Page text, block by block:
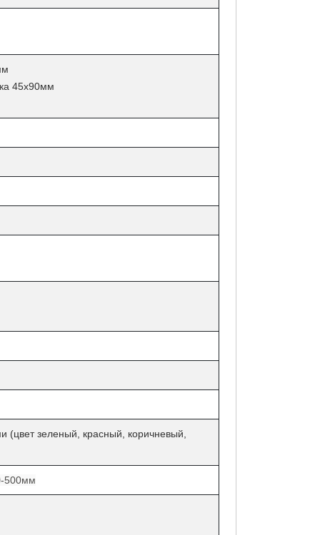
45х90мм
зеленый, красный, коричневый,
500мм